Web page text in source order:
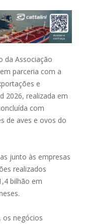
da Associação
parceria com a
e
2026, realizada em
com
de aves e ovos do
junto às empresas
realizados
bilhão em
os negócios